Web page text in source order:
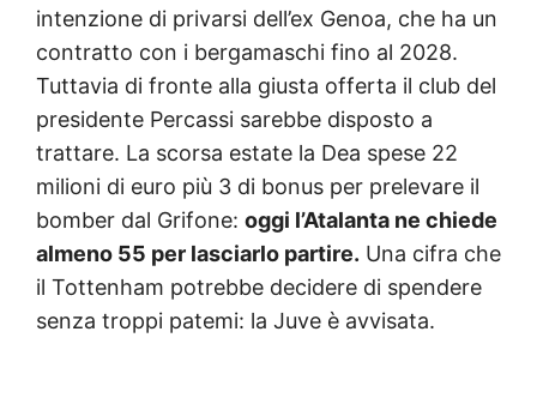
intenzione di privarsi dell’ex Genoa, che ha un
contratto con i bergamaschi fino al 2028.
Tuttavia di fronte alla giusta offerta il club del
presidente Percassi sarebbe disposto a
trattare. La scorsa estate la Dea spese 22
milioni di euro più 3 di bonus per prelevare il
bomber dal Grifone: oggi l’Atalanta ne chiede
almeno 55 per lasciarlo partire. Una cifra che
il Tottenham potrebbe decidere di spendere
senza troppi patemi: la Juve è avvisata.